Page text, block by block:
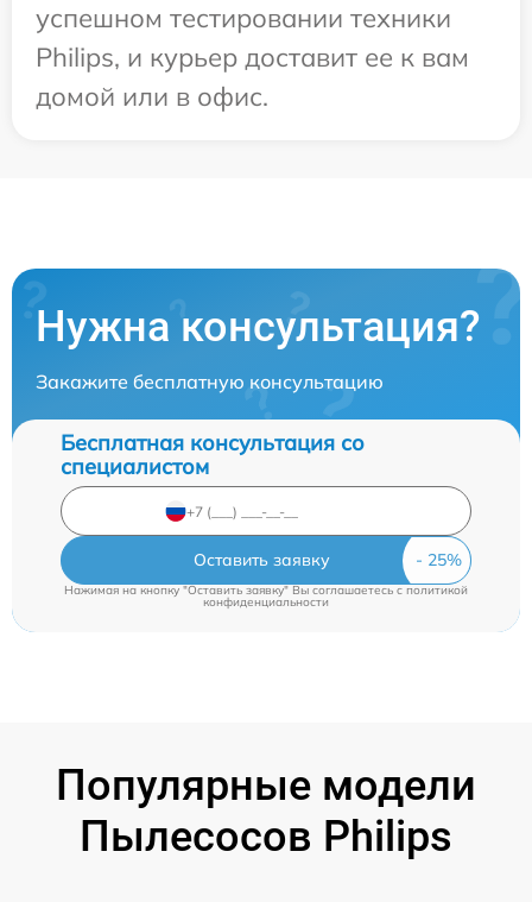
успешном тестировании техники
Philips, и курьер доставит ее к вам
домой или в офис.
Нужна консультация?
Закажите бесплатную консультацию
Бесплатная консультация со
специалистом
Оставить заявку
Нажимая на кнопку "Оставить заявку" Вы соглашаетесь c политикой
конфиденциальности
Популярные модели
Пылесосов Philips